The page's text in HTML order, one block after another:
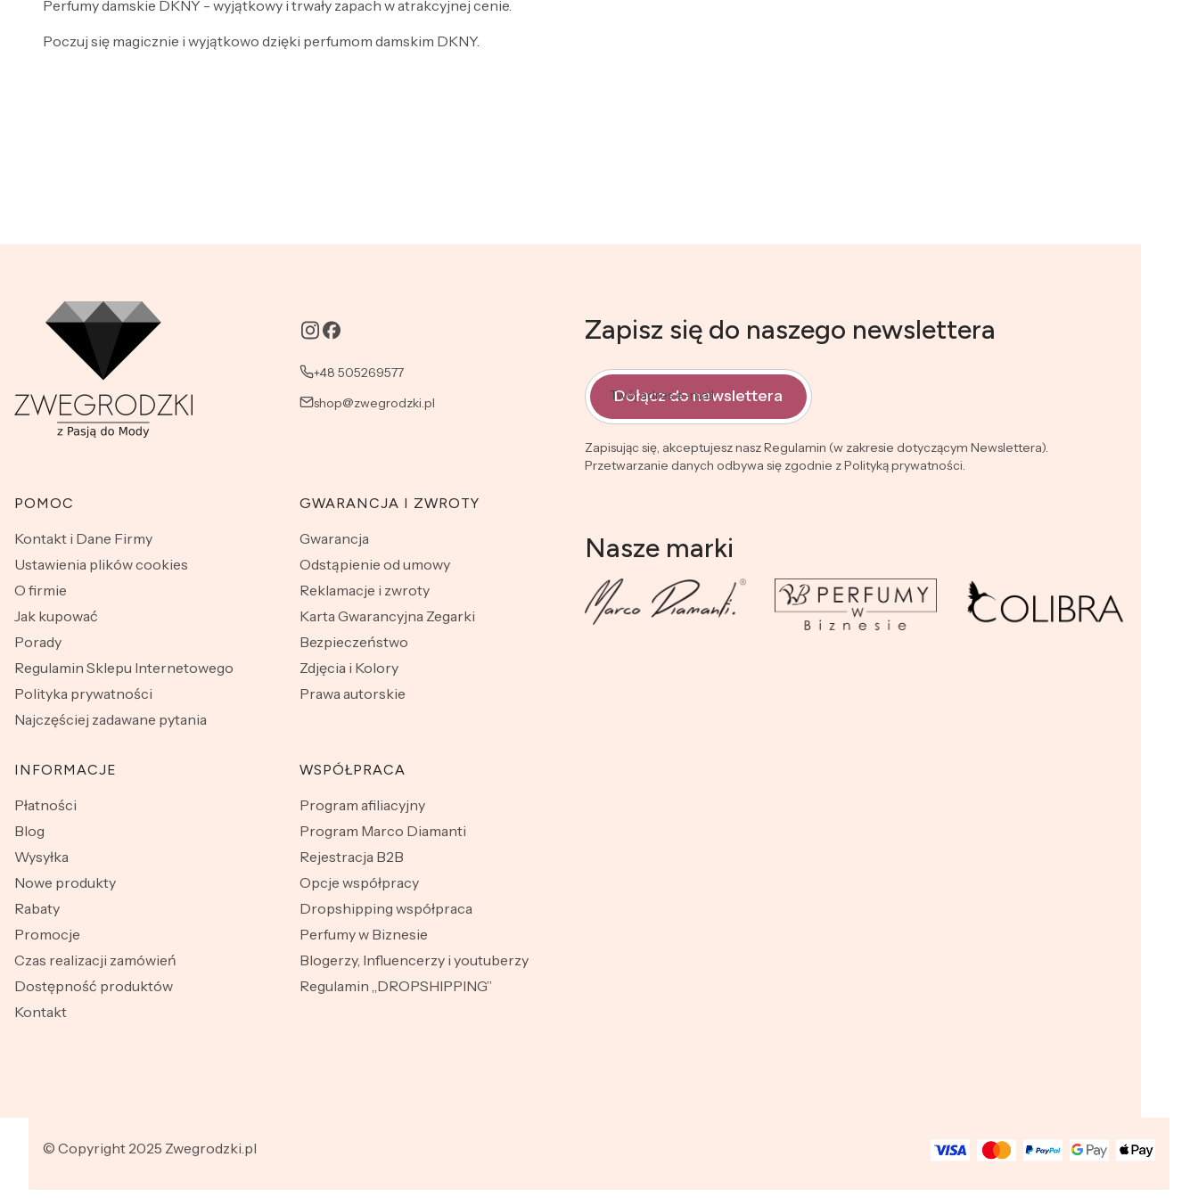
Perfumy damskie DKNY - wyjątkowy i trwały zapach w atrakcyjnej cenie.
Poczuj się magicznie i wyjątkowo dzięki perfumom damskim DKNY.
+48 505269577
shop@zwegrodzki.pl
Linki w stopce
POMOC
Kontakt i Dane Firmy
Ustawienia plików cookies
O firmie
Jak kupować
Porady
Regulamin Sklepu Internetowego
Polityka prywatności
Najczęściej zadawane pytania
GWARANCJA I ZWROTY
Gwarancja
Odstąpienie od umowy
Reklamacje i zwroty
Karta Gwarancyjna Zegarki
Bezpieczeństwo
Zdjęcia i Kolory
Prawa autorskie
INFORMACJE
Płatności
Blog
Wysyłka
Nowe produkty
Rabaty
Promocje
Czas realizacji zamówień
Dostępność produktów
Kontakt
WSPÓŁPRACA
Program afiliacyjny
Program Marco Diamanti
Rejestracja B2B
Opcje współpracy
Dropshipping współpraca
Perfumy w Biznesie
Blogerzy, Influencerzy i youtuberzy
Regulamin „DROPSHIPPING”
Zapisz się do naszego newslettera
Twój adres e-mail
Dołącz do newslettera
Zapisując się, akceptujesz nasz Regulamin (w zakresie dotyczącym Newslettera).
Przetwarzanie danych odbywa się zgodnie z Polityką prywatności.
Nasze marki
© Copyright 2025 Zwegrodzki.pl